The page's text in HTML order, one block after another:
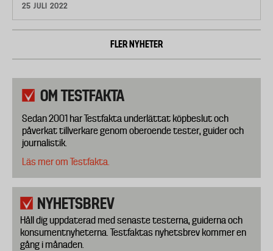
25 JULI 2022
FLER NYHETER
OM TESTFAKTA
Sedan 2001 har Testfakta underlättat köpbeslut och
påverkat tillverkare genom oberoende tester, guider och
journalistik.
Läs mer om Testfakta.
NYHETSBREV
Håll dig uppdaterad med senaste testerna, guiderna och
konsumentnyheterna. Testfaktas nyhetsbrev kommer en
gång i månaden.